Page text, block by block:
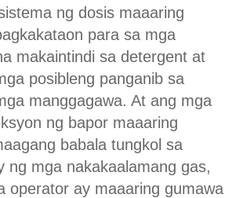
ng dosis maaaring
para sa mga
makaintindi sa detergent at
posibleng panganib sa
manggagawa. At ang mga
ng bapor maaaring
babala tungkol sa
ng mga nakakaalamang gas,
operator ay maaaring gumawa